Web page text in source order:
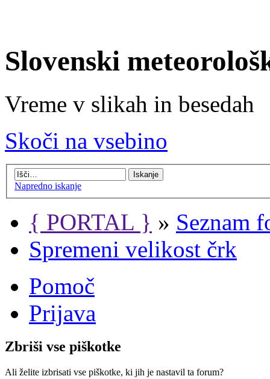
Slovenski
Vreme v slikah in besedah
Skoči na vsebino
Napredno iskanje
{ PORTAL } » Seznam
Spremeni velikost črk
Pomoč
Prijava
Zbriši vse piškotke
Ali želite izbrisati vse piškotke, ki jih je nastavil ta forum?